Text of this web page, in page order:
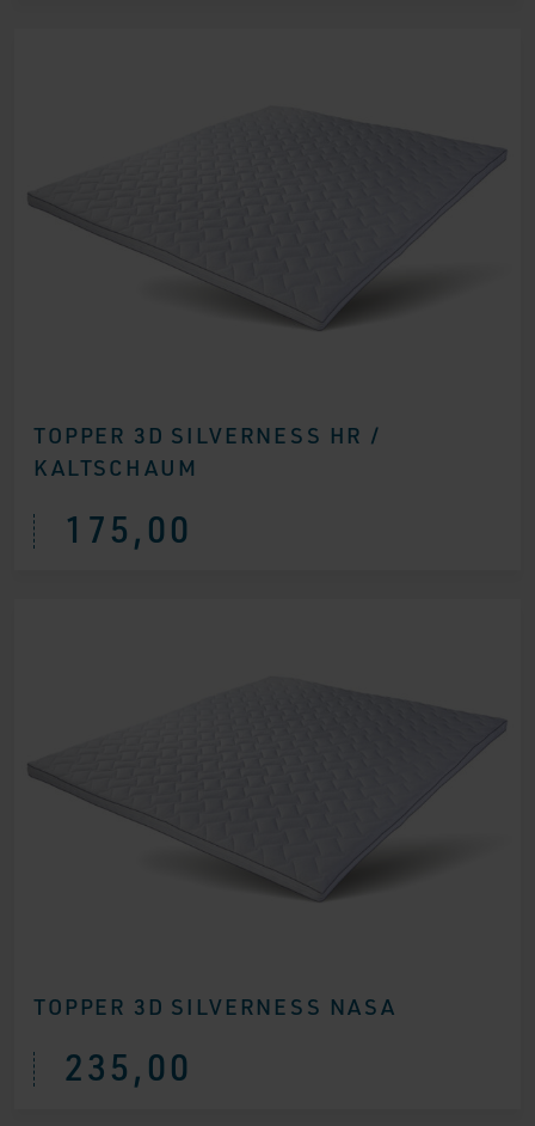
TOPPER 3D SILVERNESS HR /
KALTSCHAUM
175,00
TOPPER 3D SILVERNESS NASA
235,00